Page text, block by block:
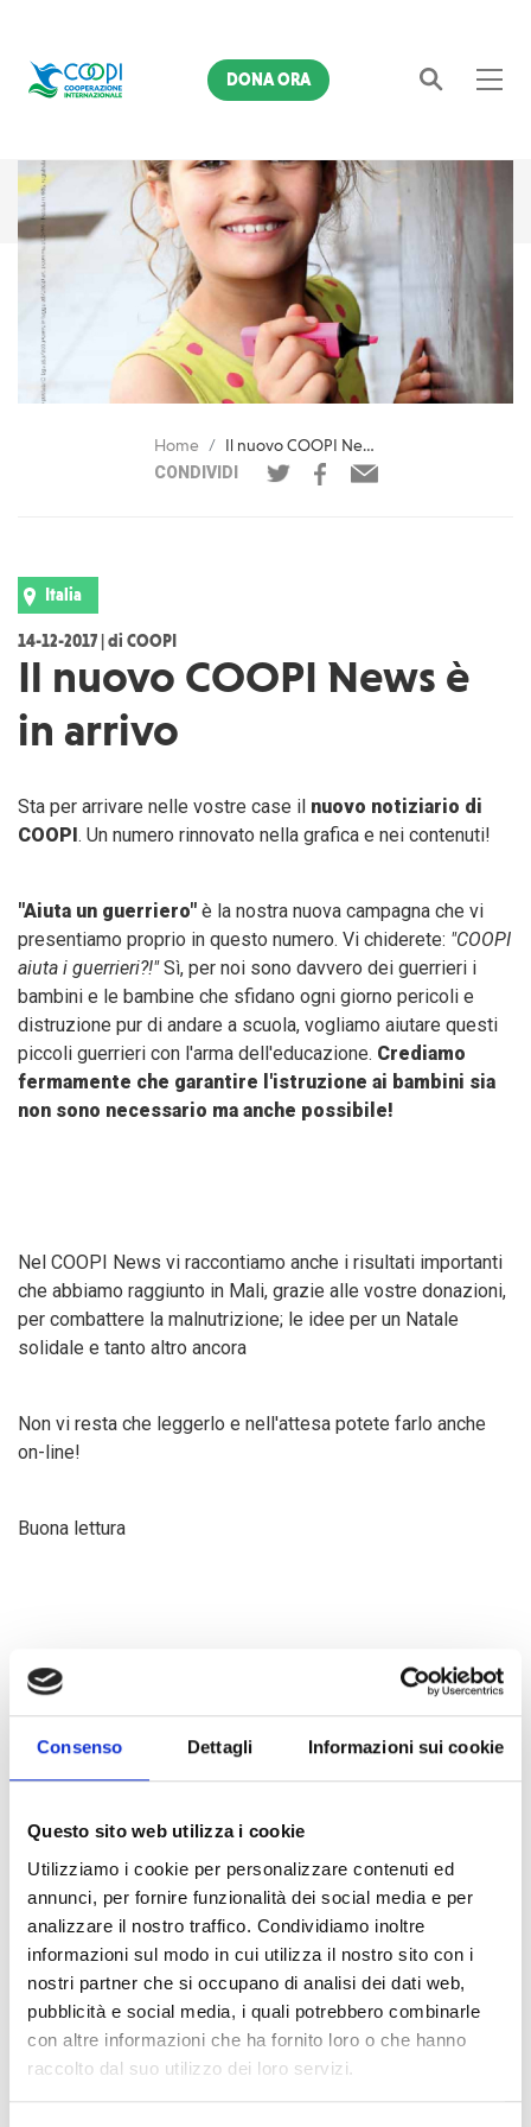
Consenso Dettagli Informazioni sui cookie
Questo sito web utilizza i cookie
Utilizziamo i cookie per personalizzare contenuti ed
annunci, per fornire funzionalità dei social media e per
analizzare il nostro traffico. Condividiamo inoltre
informazioni sul modo in cui utilizza il nostro sito con i
nostri partner che si occupano di analisi dei dati web,
pubblicità e social media, i quali potrebbero combinarle
con altre informazioni che ha fornito loro o che hanno
raccolto dal suo utilizzo dei loro servizi.
Cerca
DONA ORA
Home
Il nuovo COOPI News è in arrivo
CONDIVIDI
Italia
14-12-2017 | di COOPI
Il nuovo COOPI News è
in arrivo
Sta per arrivare nelle vostre case il nuovo notiziario di
COOPI . Un numero rinnovato nella grafica e nei contenuti!
"Aiuta un guerriero" è la nostra nuova campagna che vi
presentiamo proprio in questo numero. Vi chiderete: "COOPI
aiuta i guerrieri?!"Sì, per noi sono davvero dei guerrieri i
bambini e le bambine che sfidano ogni giorno pericoli e
distruzione pur di andare a scuola, vogliamo aiutare questi
piccoli guerrieri con l'arma dell'educazione. Crediamo
fermamente che garantire l'istruzione ai bambini sia
non sono necessario ma anche possibile!
Nel COOPI News vi raccontiamo anche i risultati importanti
che abbiamo raggiunto in Mali, grazie alle vostre donazioni,
per combattere la malnutrizione; le idee per un Natale
solidale e tanto altro ancora
Non vi resta che leggerlo e nell'attesa potete farlo anche
on-line!
Buona lettura
Puoi ricevere anche tu il nostro notiziario diventando un